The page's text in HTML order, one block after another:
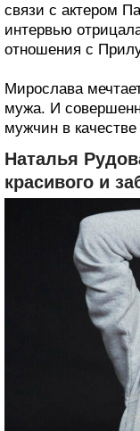
связи с актером
интервью
отношения с
Мирослава
мужа. И
мужчин в
Наталья
красивого и